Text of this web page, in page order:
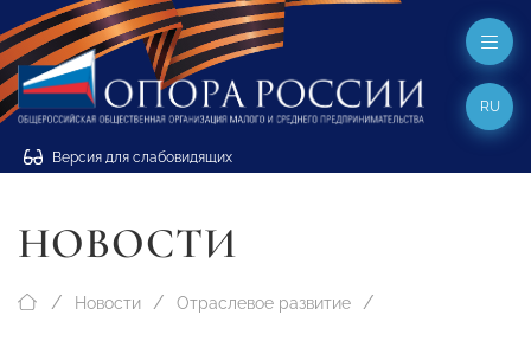
Версия для слабовидящих
RU
НОВОСТИ
Новости Отраслевое развитие